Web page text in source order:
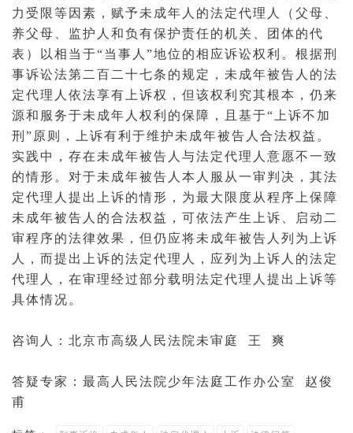
力受限等因素，赋予未成年人的法定代理人
（父母、
养父母、 监护人和负有保护责任的机关、团体的代
表）以相当于“当事人”地位的相应诉讼权利。根据刑
事诉讼法第二百二十七条的规定，未成年被告人的法
定代理 人依法享有 上诉权，但该权利究其根本，仍来
源和服务于未成年 人权利的保障，且基于“上诉不加
刑”原则，上诉有利于维护未成年被告人合法权益。
实践中，存在未成年被告人与法定代理人意愿不一致
的情形。对于未成年被告人本人服从一审判 决，其法
定代理人提出上诉的情形，为最大限度从程序上保障
未成年被告人的合法权益，可依法产生上诉、启动 二
审程序的法律效果，但仍应将未成年被告人列为
上诉
人
，而提出上诉的法定代理人，应列为上诉人的法定
代理人，在审理经过部分载明法定代理人提出上诉等
具体情况。
咨询人：北京市高级人民法院 未审庭 王 爽
答疑专家：最高人民法院 少年法庭 工作办公室 赵俊
甫